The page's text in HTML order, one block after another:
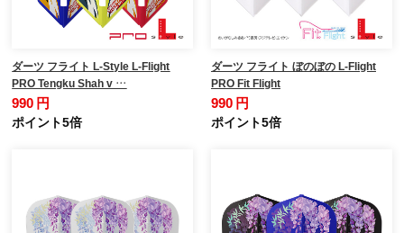
ダーツ フライト L-Style L-Flight
PRO Tengku Shah v …
990 円
ポイント5倍
ダーツ フライト ぼのぼの L-Flight
PRO Fit Flight
990 円
ポイント5倍